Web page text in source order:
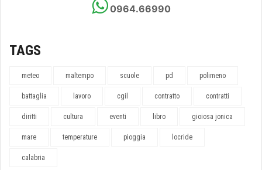
0964.66990
TAGS
meteo maltempo scuole pd polimeno
battaglia lavoro cgil contratto contratti
diritti cultura eventi libro gioiosa jonica
mare temperature pioggia locride
calabria